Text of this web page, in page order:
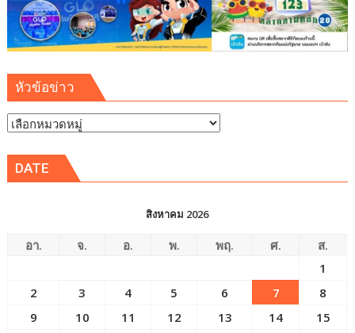
หัวข้อข่าว
หัวข้อ
DATE
สิงหาคม 2026
อา. จ. อ. พ. พฤ. ศ.
ส.
1
2
3 4 5 6 7
8
9
10 11 12 13 14
15